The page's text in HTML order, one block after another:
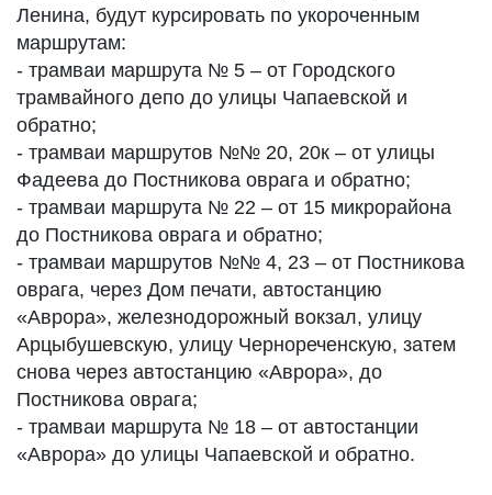
Ленина, будут курсировать по укороченным
маршрутам:
- трамваи маршрута № 5 – от Городского
трамвайного депо до улицы Чапаевской и
обратно;
- трамваи маршрутов №№ 20, 20к – от улицы
Фадеева до Постникова оврага и обратно;
- трамваи маршрута № 22 – от 15 микрорайона
до Постникова оврага и обратно;
- трамваи маршрутов №№ 4, 23 – от Постникова
оврага, через Дом печати, автостанцию
«Аврора», железнодорожный вокзал, улицу
Арцыбушевскую, улицу Чернореченскую, затем
снова через автостанцию «Аврора», до
Постникова оврага;
- трамваи маршрута № 18 – от автостанции
«Аврора» до улицы Чапаевской и обратно.